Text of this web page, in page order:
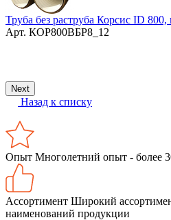
Труба без раструба Корсис ID
Арт. КОР800ВБР8_12
Next
Назад к списку
Опыт Многолетний опыт - более
Ассортимент Широкий
наименований продукции